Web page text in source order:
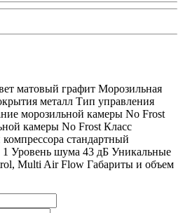
матовый графит Морозильная
металл Тип управления
морозильной камеры No Frost
камеры No Frost Класс
стандартный
1 Уровень шума 43 дБ Уникальные
Multi Air Flow Габариты и объем